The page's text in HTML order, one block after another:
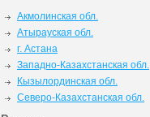
Акмолинская обл.
Атырауская обл.
г. Астана
Западно-Казахстанская обл.
Кызылординская обл.
Северо-Казахстанская обл.